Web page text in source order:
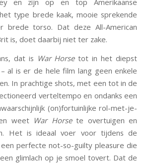
en zijn op en top Amerikaanse
type brede kaak, mooie sprekende
brede torso. Dat deze All-American
is, doet daarbij niet ter zake.
dat is War Horsetot in het diepst
al is er de hele film lang geen enkele
In prachtige shots, met een tot in de
verteltempo en ondanks een
(on)fortuinlijke rol-met-je-
weet War Horsete overtuigen en
Het is ideaal voer voor tijdens de
perfecte not-so-guilty pleasure die
glimlach op je smoel tovert. Dat de